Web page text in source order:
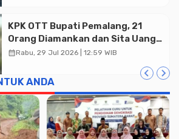
KPK OTT Bupati Pemalang, 21
Orang Diamankan dan Sita Uang
Tunai Rp2 Miliar Lebih
calendar_monthRabu, 29 Jul 2026 | 12:59 WIB
ANDA